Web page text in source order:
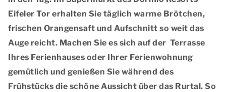
Eifeler Tor erhalten Sie täglich warme Brötchen,
frischen Orangensaft und Aufschnitt so weit das
Auge reicht. Machen Sie es sich auf der Terrasse
Ihres Ferienhauses oder Ihrer Ferienwohnung
gemütlich und genießen Sie während des
Frühstücks die schöne Aussicht über das Rurtal. So